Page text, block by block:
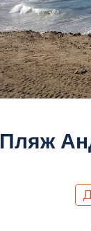
Пляж